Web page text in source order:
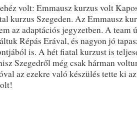
volt: Emmausz kurzus volt
kurzus Szegeden. Az Emmausz
az adaptációs jegyzetben. A team
Répás Erával, és nagyon jó
is. A hét fiatal kurzust is
Szegedről még csak hárman
az ezekre való készülés tette ki